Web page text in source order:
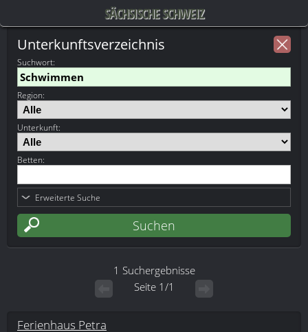
SÄCHSISCHE SCHWEIZ
Unterkunftsverzeichnis
Suchwort:
Region:
Unterkunft:
Betten:
Erweiterte Suche
1 Suchergebnisse
Seite 1/1
Ferienhaus Petra